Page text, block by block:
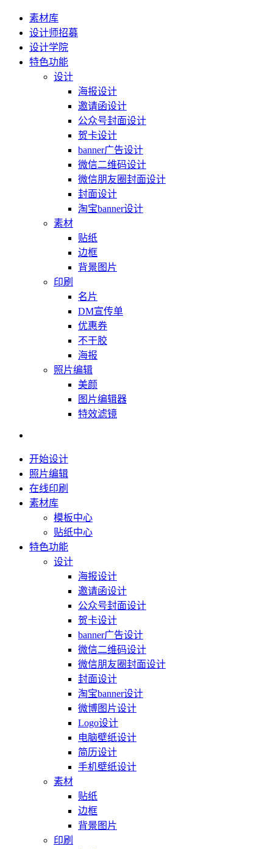
素材库
设计师招募
设计学院
特色功能
设计
海报设计
邀请函设计
公众号封面设计
贺卡设计
banner广告设计
微信二维码设计
微信朋友圈封面设计
封面设计
淘宝banner设计
素材
贴纸
边框
背景图片
印刷
名片
DM宣传单
优惠券
不干胶
海报
照片编辑
美颜
图片编辑器
特效滤镜
开始设计
照片编辑
在线印刷
素材库
模板中心
贴纸中心
特色功能
设计
海报设计
邀请函设计
公众号封面设计
贺卡设计
banner广告设计
微信二维码设计
微信朋友圈封面设计
封面设计
淘宝banner设计
微博图片设计
Logo设计
电脑壁纸设计
简历设计
手机壁纸设计
素材
贴纸
边框
背景图片
印刷